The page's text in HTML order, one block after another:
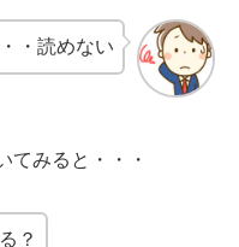
・読めない
てみると・・・
？